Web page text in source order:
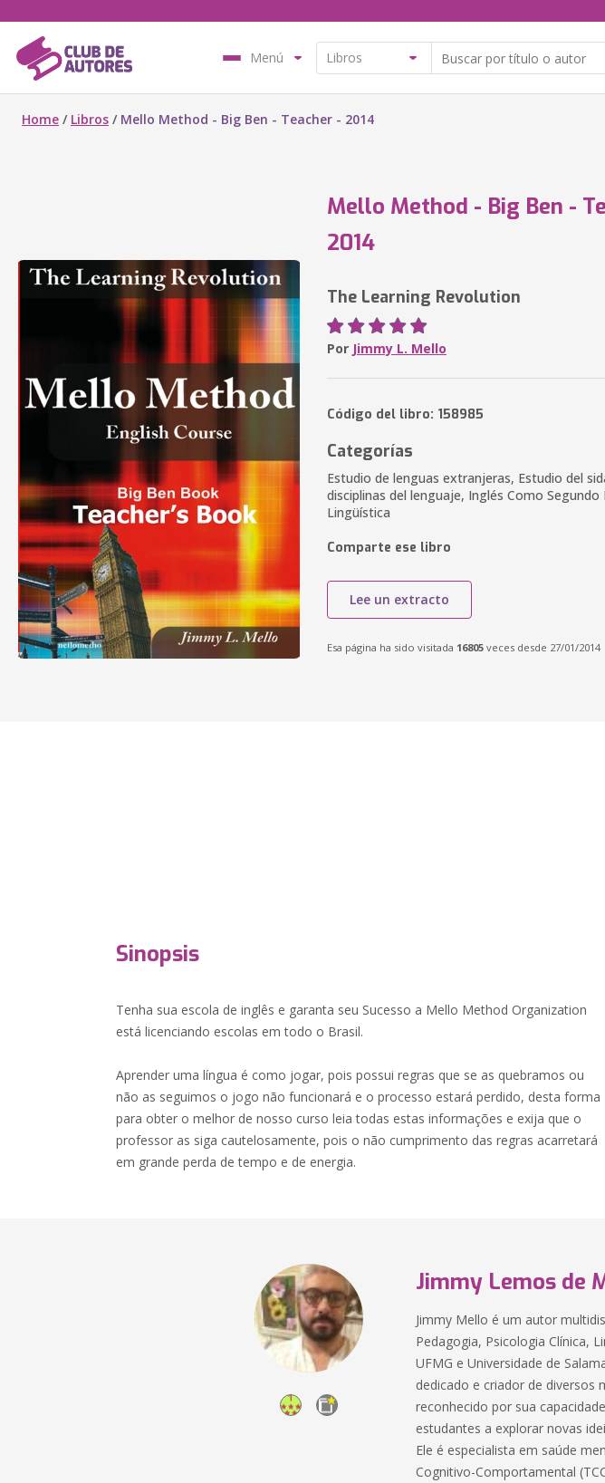
Menú
Home / Libros / Mello Method - Big Ben - Teacher - 2014
Mello Method - Big Ben -
2014
The Learning Revolution
Por Jimmy L. Mello
Código del libro: 158985
Categorías
Estudio de lenguas extranjeras, Estudio del
disciplinas del lenguaje, Inglés Como
Lingüística
Comparte ese libro
Lee un extracto
Esa página ha sido visitada 16805 veces desde 27/01/2014
Sinopsis
Tenha sua escola de inglês e garanta seu Sucesso a Mello Method Organization
está licenciando escolas em todo o Brasil.
Aprender uma língua é como jogar, pois possui regras que se as quebramos ou
não as seguimos o jogo não funcionará e o processo estará perdido, desta forma
para obter o melhor de nosso curso leia todas estas informações e exija que o
professor as siga cautelosamente, pois o não cumprimento das regras acarretará
em grande perda de tempo e de energia.
Jimmy Lemos de
Jimmy Mello é um autor
Pedagogia, Psicologia Clínica,
UFMG e Universidade de
dedicado e criador de diversos
reconhecido por sua
estudantes a explorar novas
Ele é especialista em saúde
Cognitivo-Comportamental